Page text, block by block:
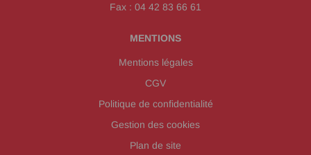
Fax : 04 42 83 66 61
MENTIONS
Mentions légales
CGV
Politique de confidentialité
Gestion des cookies
Plan de site